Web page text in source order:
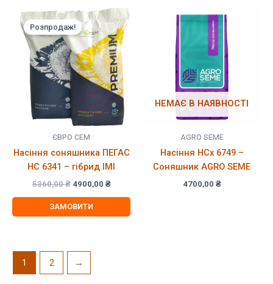
Розпродаж!
ЄВРО СЕМ
Насіння соняшника ПЕГАС
НС 6341 – гібрид ІМІ
5360,00₴ Оригінальна
5360,00 ₴.
4900,00 ₴Поточна
ЗАМОВИТИ
НЕМАЄ В НАЯВНОСТІ
AGRO SEME
Насіння НСх 6749 –
Соняшник AGRO SEME
4700,00 ₴
1 2 →